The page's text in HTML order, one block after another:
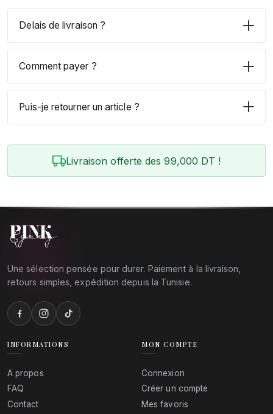
Delais de livraison ?
Comment payer ?
Puis-je retourner un article ?
Livraison offerte des 99,000 DT !
Une sélection pensée pour durer. Paiement à la livraison,
retours simples, expédition depuis la Tunisie.
INFORMATIONS
A propos
FAQ
Contact
MON COMPTE
Connexion
Créer un compte
Mes favoris